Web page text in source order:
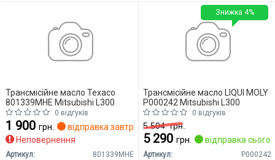
Трансмісійне масло Texaco
801339MHE Mitsubishi L300
0 відгуків
1 900 грн.
відправка завтра
Неповернення
Артикул:
801339MHE
Трансмісійне масло LIQUI MOLY
P000242 Mitsubishi L300
0 відгуків
5 504грн.
5 290 грн. відправка
Артикул:
P000242
Знижка 4%